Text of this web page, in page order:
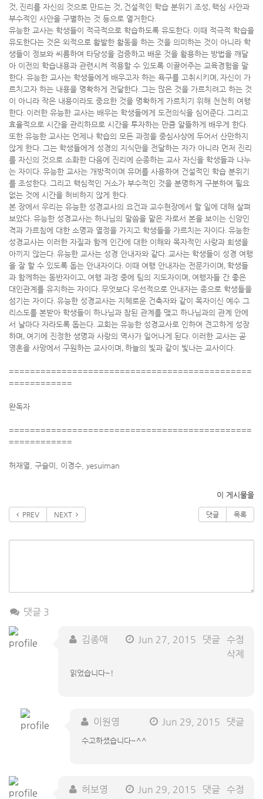
것, 진리를 자신의 것으로 만드는 것, 건설적인 학습 분위기 조성, 핵심 사안과
부수적인 사안을 구별하는 것 등으로 열거한다.
유능한 교사는 학생들이 적극적으로 학습하도록 유도한다. 이때 적극적 학습을
유도한다는 것은 외적으로 활발한 활동을 하는 것을 의미하는 것이 아니라 학
생들이 정보와 씨름하여 타당성을 검증하고 배운 것을 활용하는 방법을 깨달
아 이전의 학습내용과 관련시켜 적용할 수 있도록 이끌어주는 교육경험을 말
한다. 유능한 교사는 학생들에게 배우고자 하는 욕구를 고취시키며 , 자신이 가
르치고자 하는 내용을 명확하게 전달한다. 그는 많은 것을 가르치려고 하는 것
이 아니라 작은 내용이라도 중요한 것을 명확하게 가르치기 위해 천천히 여행
한다. 이러한 유능한 교사는 배우는 학생들에게 도전의식을 심어준다. 그리고
효율적으로 시간을 관리하므로 시간을 투자하는 만큼 알뜰하게 배우게 한다.
또한 유능한 교사는 언제나 학습의 모든 과정을 중심사상에 두어서 산만하지
않게 한다. 그는 학생들에게 성경의 지식만을 전달하는 자가 아니라 먼저 진리
를 자신의 것으로 소화한 다음에 진리에 순종하는 교사 자신을 학생들과 나누
는 자이다. 유능한 교사는 개방적이며 유머를 사용하여 건설적인 학습 분위기
를 조성한다. 그리고 핵심적인 거소가 부수적인 것을 분명하게 구분하여 필요
없는 것에 시간을 허비하지 않게 한다.
본 장에서 우리는 유능한 성경교사의 요건과 교수현장에서 할 일에 대해 살펴
보았다. 유능한 성경교사는 하나님의 말씀을 맡은 자로서 본을 보이는 신앙인
격과 가르침에 대한 소명과 열정을 가지고 학생들을 가르치는 자이다. 유능한
성경교사는 이러한 자질과 함께 인간에 대한 이해와 목자적인 사랑과 희생을
아끼지 않는다. 유능한 교사는 성경 안내자와 같다. 교사는 학생들이 성경 여행
을 잘 할 수 있도록 돕는 안내자이다. 이때 여행 안내자는 전문가이며 , 학생들
과 함께하는 동반자이고, 여행 과정 중에 팀의 지도자이며 , 여행자들 간 좋은
대인관계를 유지하는 자이다. 무엇보다 우선적으로 안내자는 종으로 학생들을
섬기는 자이다. 유능한 성경교사는 지혜로운 건축자와 같이 목자이신 예수 그
리스도를 본받아 학생들이 하나님과 참된 관계를 맺고 하나님과의 관계 안에
서 날마다 자라도록 돕는다. 교회는 유능한 성경교사로 인하여 견고하게 성장
하며 , 여기에 진정한 생명과 사랑의 역사가 일어나게 된다. 이러한 교사는 곧
영혼을 사망에서 구원하는 교사이며 , 하늘의 빛과 같이 빛나는 교사이다.
==============================================
============
완독자
==============================================
============
허재열, 구슬미, 이경수, yesuiman
이 게시물을
PREV NEXT 댓글 목록
댓글 3
김종애 Jun 27, 2015 댓글 수정
삭제
읽었습니다~!
이원영 Jun 29, 2015 댓글
수고하셨습니다~^^
허보영 Jun 29, 2015 댓글 수정